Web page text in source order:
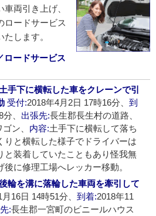
両引き上げ、
ロードサービス
します。
ロードサービス
手下に横転した車をクレーンで引
受付:2018年4月2日 17時16分、 到
、 出張先:長生郡長生村の道路、
ン、 内容:土手下に横転して落ち
りと横転した様子でドライバーは
と装着していたこともあり怪我無
に修理工場へレッカー移動。
輪を溝に落輪した車両を牽引して
16日 14時51分、 到着:2018年11
:長生郡一宮町のビニールハウス